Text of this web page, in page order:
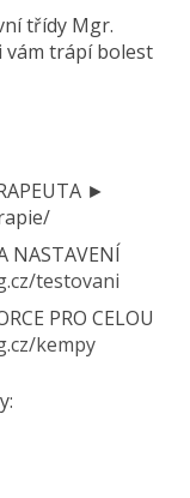
třídy Mgr.
vám trápí bolest
►
NASTAVENÍ
testovani
PRO CELOU
kempy